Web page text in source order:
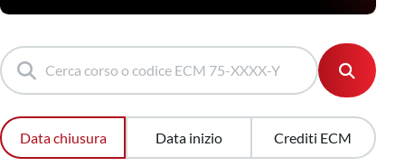
Data chiusura Data inizio Crediti ECM